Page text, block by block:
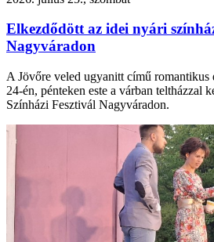
Elkezdődött az idei nyári
Nagyváradon
A Jövőre veled ugyanitt című romantikus
24-én, pénteken este a várban teltházzal
Színházi Fesztivál Nagyváradon.